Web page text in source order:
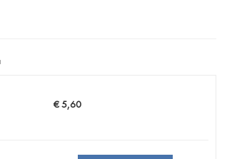
Prezzo
€ 5,60